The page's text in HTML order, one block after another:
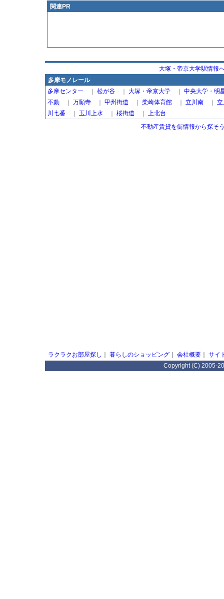
関連PR
大塚・帝京大学駅情報
多摩モノレール
多摩センター
松が谷 大塚・帝京大学
中央大学・明
不動
万願寺 甲州街道 柴崎体育館 立川南
川七番
玉川上水 桜街道
上北台
不動産賃貸を街情報から探そ
ラクラクお部屋探し 暮らしのショッピング｜ 会社概要｜ サイ
Copyright (C) 2005-